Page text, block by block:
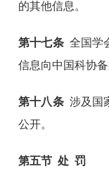
的其他信息。
第十七条全国学
信息向中国科协
第十八条涉及国
公开。
第五节 处 罚